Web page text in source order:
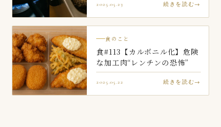
2025.05.23 続きを読む
食のこと
食#113【カルボニル化】危険
な加工肉“レンチンの恐怖”
2025.05.22 続きを読む